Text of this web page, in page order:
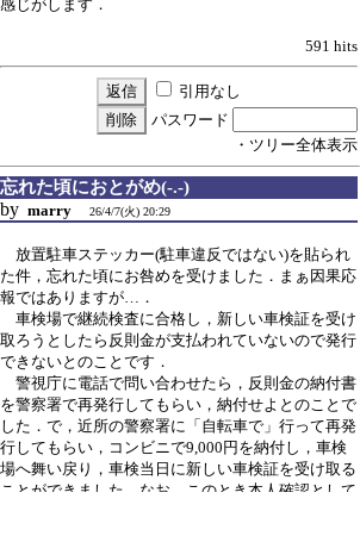
感じがします．
591 hits
引用なし
パスワード
・ツリー全体表示
忘れた頃におとがめ(-.-)
by marry 26/4/7(火) 20:29
放置駐車ステッカー(駐車違反ではない)を貼られ
た件，忘れた頃にお咎めを受けました．まぁ因果応
報ではありますが…．
車検場で継続検査に合格し，新しい車検証を受け
取ろうとしたら反則金が支払われていないので発行
できないとのことです．
警視庁に電話で問い合わせたら，反則金の納付書
を警察署で再発行してもらい，納付せよとのことで
した．で，近所の警察署に「自転車で」行って再発
行してもらい，コンビニで9,000円を納付し，車検
場へ舞い戻り，車検当日に新しい車検証を受け取る
ことができました．なお，このとき本人確認として